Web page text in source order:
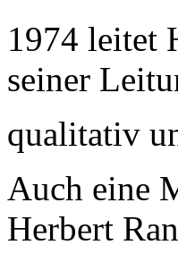
1974 leitet
seiner
qualitativ
Auch eine
Herbert